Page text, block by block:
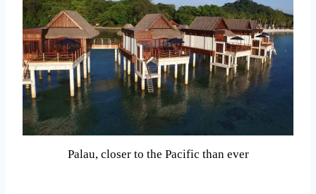
Palau, closer to the Pacific than ever